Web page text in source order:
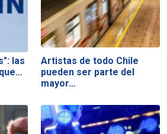
las
Artistas de todo Chile
pueden ser parte del
mayor…